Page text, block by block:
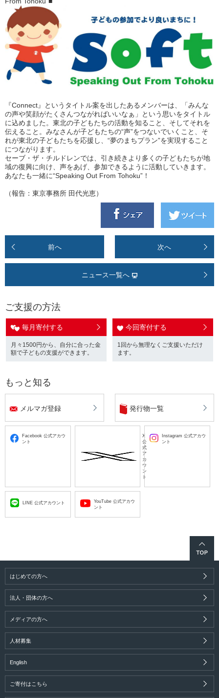
『Connect』というタイトル案を出したあるメンバーは、「みんな
の声や笑顔がたくさんつながればいいなぁ」という思いをタイトル
に込めました。東北の子どもたちの活動を知ること、そしてそれを
伝えること。みなさんが子どもたちの“声”をつないでいくこと、そ
れが東北の子どもたちを応援し、“夢のまちプラン”を実現すること
につながります。
セーブ・ザ・チルドレンでは、引き続きより多くの子どもたちが地
域の復興に向け、声をあげ、参加できるように活動していきます。
あなたも一緒に“Speaking Out From Tohoku”！
（報告：東京事務所 田代光恵）
前へ 次へ
ニュース一覧へ
ご支援の方法
毎月寄付する
月々1500円から、自分に合った金
額で子どもの支援ができます。
今回寄付する
1回から無理なくご支援いただけ
ます。
もっと知る
メルマガ登録 発行物一覧
Facebook 公式アカウ
ント
X
公
式
ア
カ
ウ
ン
ト
Instagram 公式アカウ
ント
LINE 公式アカウント
YouTube 公式アカウ
ント
はじめての方へ
法人・団体の方へ
メディアの方へ
人材募集
English
ご寄付はこちら